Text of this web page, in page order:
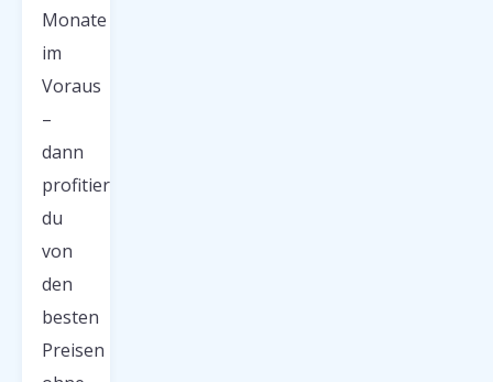
Monate
im
Voraus
–
dann
profitierst
du
von
den
besten
Preisen